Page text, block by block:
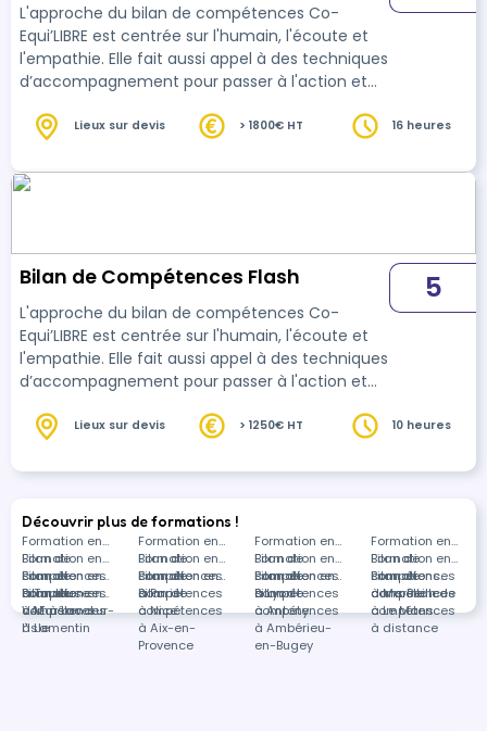
L'approche du bilan de compétences Co-
Equi’LIBRE est centrée sur l'humain, l'écoute et
l'empathie. Elle fait aussi appel à des techniques
d’accompagnement pour passer à l'action et
Lieux sur devis > 1800€ HT 16 heures
Bilan de Compétences Flash
L'approche du bilan de compétences Co-
Equi’LIBRE est centrée sur l'humain, l'écoute et
l'empathie. Elle fait aussi appel à des techniques
d’accompagnement pour passer à l'action et
5
Lieux sur devis > 1250€ HT 10 heures
Découvrir plus de formations !
Formation en
Bilan de
compétences
à Toulouse
Formation en
Bilan de
compétences
à Paris
Formation en
Bilan de
compétences
à Lyon
Formation en
Bilan de
compétences
à Marseille
Formation en
Bilan de
compétences
à Marsac-sur-
l'Isle
Formation en
Bilan de
compétences
à Nice
Formation en
Bilan de
compétences
à Antony
Formation en
Bilan de
compétences
à Le Mans
Formation en
Bilan de
compétences
à Lamentin
Formation en
Bilan de
compétences
à Aix-en-
Provence
Formation en
Bilan de
compétences
à Ambérieu-
en-Bugey
Formations
dans Bilan de
compétences
à distance
Formation en
VAE à Laval